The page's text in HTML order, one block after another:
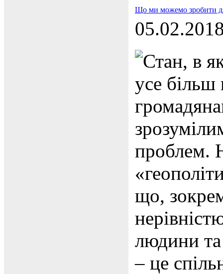
Що ми можемо зробити
Стан, в
усе більш
проблем.
що,
людини та
– це